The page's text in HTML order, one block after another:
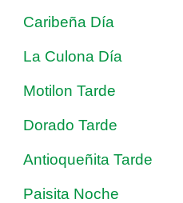
Caribeña Día
La Culona Día
Motilon Tarde
Dorado Tarde
Antioqueñita Tarde
Paisita Noche